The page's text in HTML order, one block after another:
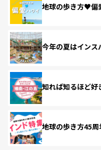
地球の歩き方♥偏
今年の夏はインス
知れば知るほど好
地球の歩き方45